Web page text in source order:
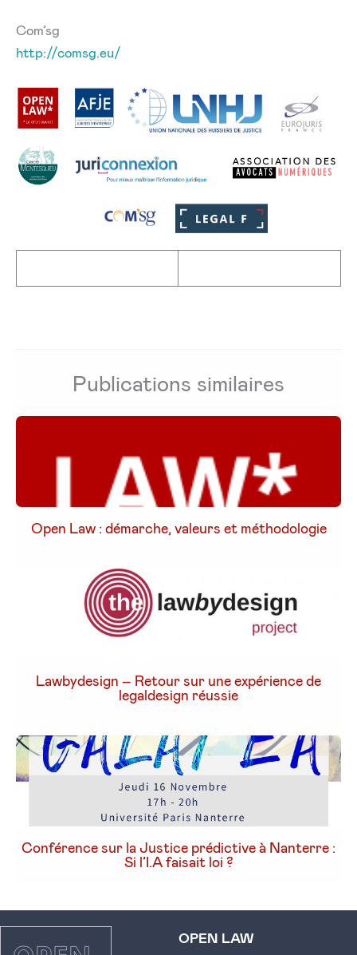
Com’sg
http://comsg.eu/
Publications similaires
Open Law : démarche, valeurs et méthodologie
Lawbydesign – Retour sur une expérience de
legaldesign réussie
Conférence sur la Justice prédictive à Nanterre :
Si l’I.A faisait loi ?
OPEN LAW